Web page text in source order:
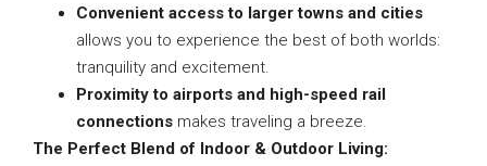
Convenient access to larger towns and cities
allows you to experience the best of both worlds:
tranquility and excitement.
Proximity to airports and high-speed rail
connections makes traveling a breeze.
The Perfect Blend of Indoor & Outdoor Living: